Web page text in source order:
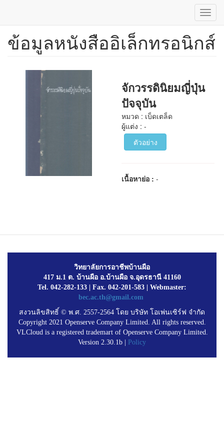
ข้าม
ข้อมูลหนังสืออิเล็กทรอนิกส์
จักวรรดินิยมญี่ปุ่น
ปัจจุบัน
หมวด : เบ็ดเตล็ด
ผู้แต่ง : -
ตัวอย่าง
เนื้อหาย่อ :-
วิทยาลัยการอาชีพบ้านผือ
417 ม.1 ต. บ้านผือ อ.บ้านผือ จ.อุดรธานี 41160
Tel. 042-282-133 | Fax. 042-201-583 | Webmaster:
bec.ac.th@gmail.com
สงวนลิขสิทธิ์ © พ.ศ. 2557-2564 โดย บริษัท โอเพ่นเซิร์ฟ จำกัด
Copyright 2021 Openserve Company Limited. All rights reserved.
VLCloud is a registered trademart of Openserve Company Limited.
Version 2.30.1b | Policy